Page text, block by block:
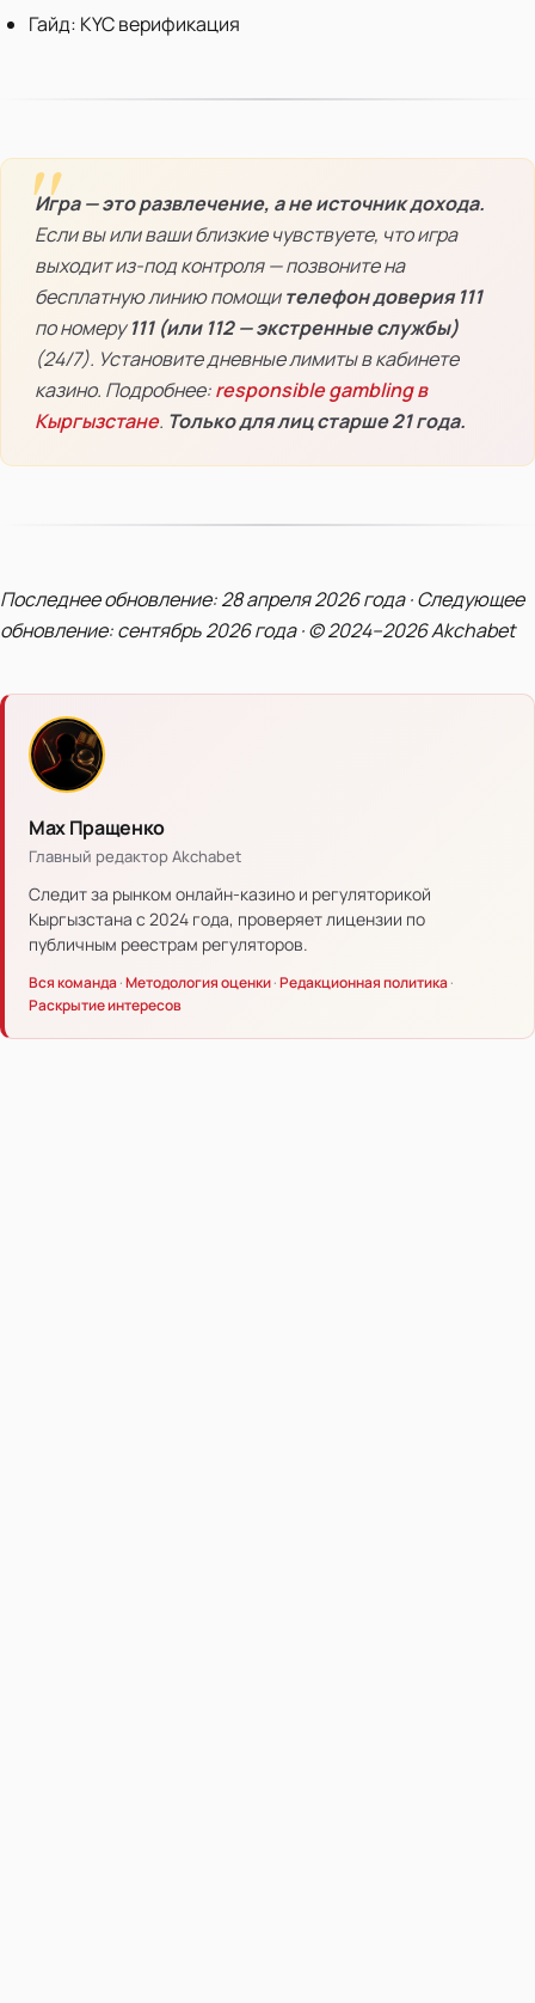
Гайд: KYC верификация
Игра — это развлечение, а не источник дохода.
Если вы или ваши близкие чувствуете, что игра
выходит из-под контроля — позвоните на
бесплатную линию помощителефон доверия 111
по номеру111 (или 112 — экстренные службы)
(24/7). Установите дневные лимиты в кабинете
казино. Подробнее:responsible gambling в
Кыргызстане. Только для лиц старше 21 года.
Последнее обновление: 28 апреля 2026 года · Следующее
обновление: сентябрь 2026 года · © 2024–2026 Akchabet
Мах Пращенко
Главный редактор Akchabet
Следит за рынком онлайн-казино и регуляторикой
Кыргызстана с 2024 года, проверяет лицензии по
публичным реестрам регуляторов.
Вся команда·Методология оценки·Редакционная политика·
Раскрытие интересов